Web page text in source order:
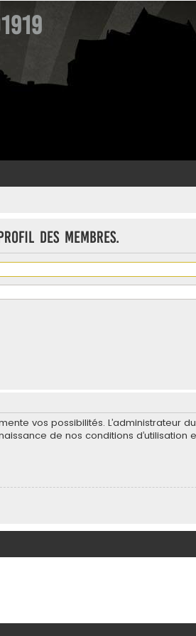
des membres.
vos possibilités. L’administrateur
de nos conditions